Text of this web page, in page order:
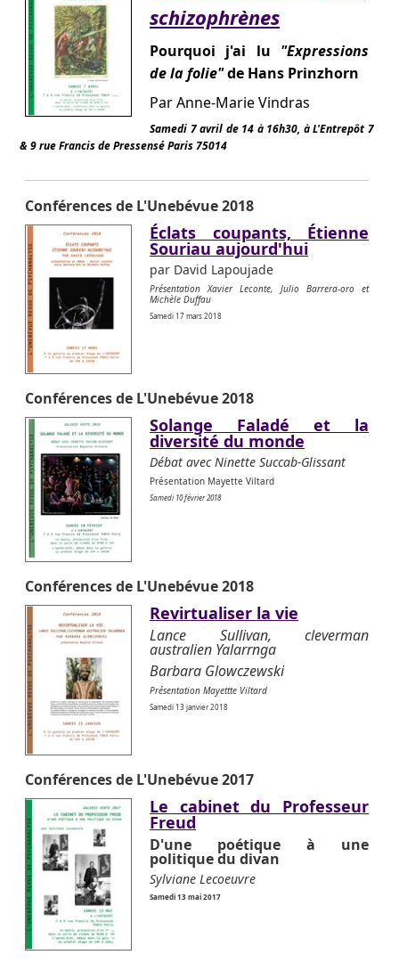
schizophrènes
Pourquoi j'ai lu "Expressions
de la folie"de Hans Prinzhorn
Par Anne-Marie Vindras
Samedi 7 avril de 14 à 16h30, à L'Entrepôt 7
& 9 rue Francis de Pressensé Paris 75014
Conférences de L'Unebévue 2018
Éclats coupants, Étienne
Souriau aujourd'hui
par David Lapoujade
Présentation Xavier Leconte, Julio Barrera-oro et
Michèle Duffau
Samedi 17 mars 2018
Conférences de L'Unebévue 2018
Solange Faladé et la
diversité du monde
Débat avec Ninette Succab-Glissant
Présentation Mayette Viltard
Samedi 10 février 2018
Conférences de L'Unebévue 2018
Revirtualiser la vie
Lance Sullivan, cleverman
australien Yalarrnga
Barbara Glowczewski
Présentation Mayettte Viltard
Samedi 13 janvier 2018
Conférences de L'Unebévue 2017
Le cabinet du Professeur
Freud
D'une poétique à une
politique du divan
Sylviane Lecoeuvre
Samedi 13 mai 2017